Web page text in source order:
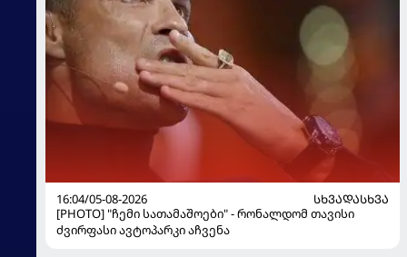
16:04/05-08-2026
ᲡᲮᲕᲐᲓᲐᲡᲮᲕᲐ
[PHOTO] "ჩემი სათამაშოები" - რონალდომ თავისი
ძვირფასი ავტოპარკი აჩვენა